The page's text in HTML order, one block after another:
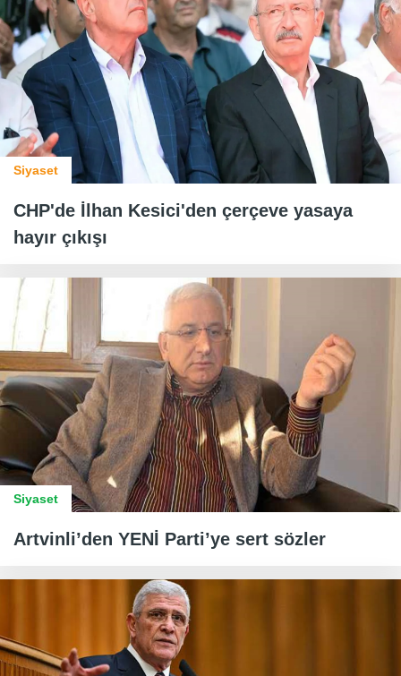
Siyaset
CHP'de İlhan Kesici'den çerçeve yasaya
hayır çıkışı
Siyaset
Artvinli’den YENİ Parti’ye sert sözler